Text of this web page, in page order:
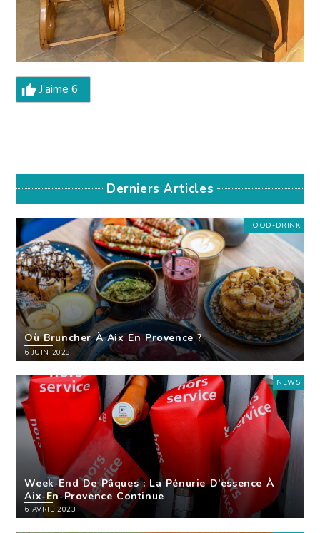
J’aime6
Derniers Articles
FOOD-DRINK
Où Bruncher À Aix En Provence ?
6 JUIN 2023
NEWS
Week-End De Pâques : La Pénurie D’essence À
Aix-En-Provence Continue
6 AVRIL 2023